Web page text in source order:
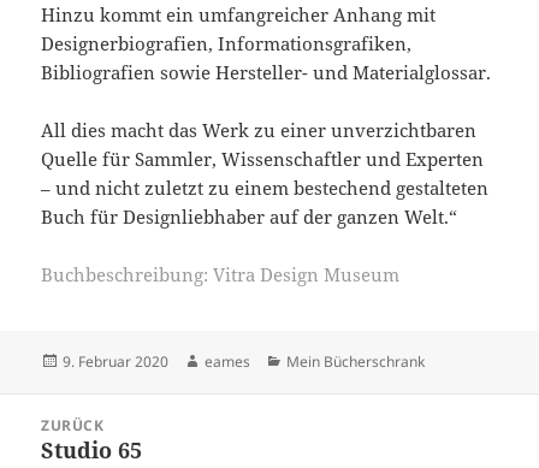
Hinzu kommt ein umfangreicher Anhang mit
Designerbiografien, Informationsgrafiken,
Bibliografien sowie Hersteller- und Materialglossar.
All dies macht das Werk zu einer unverzichtbaren
Quelle für Sammler, Wissenschaftler und Experten
– und nicht zuletzt zu einem bestechend gestalteten
Buch für Designliebhaber auf der ganzen Welt.“
Buchbeschreibung: Vitra Design Museum
Veröffentlicht
9. Februar 2020 Autor
eames Kategorien
Mein Bücherschrank
ZURÜCK
Vorheriger
Studio 65